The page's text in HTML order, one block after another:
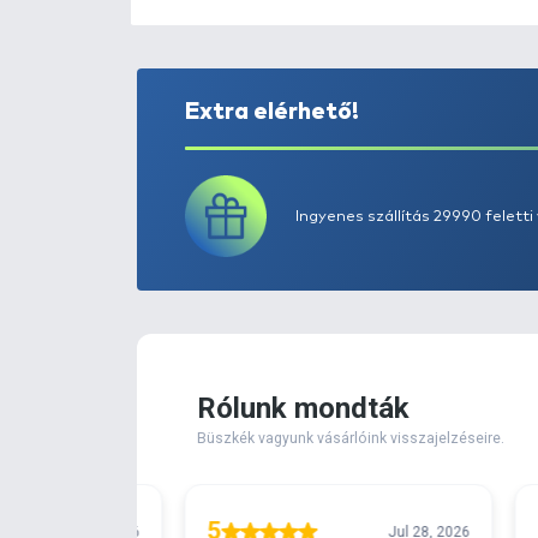
Extra elérhető!